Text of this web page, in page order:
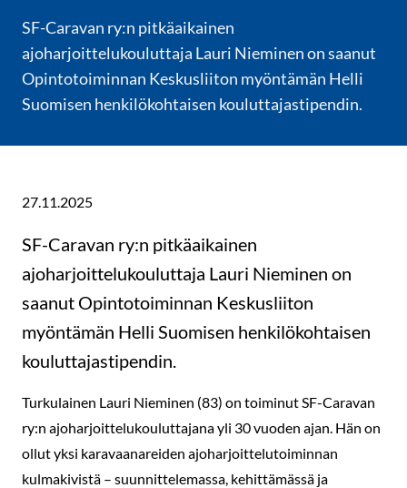
SF-Caravan ry:n pitkäaikainen
ajoharjoittelukouluttaja Lauri Nieminen on saanut
Opintotoiminnan Keskusliiton myöntämän Helli
Suomisen henkilökohtaisen kouluttajastipendin.
27.11.2025
SF-Caravan ry:n pitkäaikainen
ajoharjoittelukouluttaja Lauri Nieminen on
saanut Opintotoiminnan Keskusliiton
myöntämän Helli Suomisen henkilökohtaisen
kouluttajastipendin.
Turkulainen Lauri Nieminen (83) on toiminut SF-Caravan
ry:n ajoharjoittelukouluttajana yli 30 vuoden ajan. Hän on
ollut yksi karavaanareiden ajoharjoittelutoiminnan
kulmakivistä – suunnittelemassa, kehittämässä ja